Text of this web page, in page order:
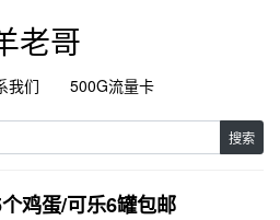
老哥
我们 500G流量卡
搜索
鸡蛋/可乐6罐包邮